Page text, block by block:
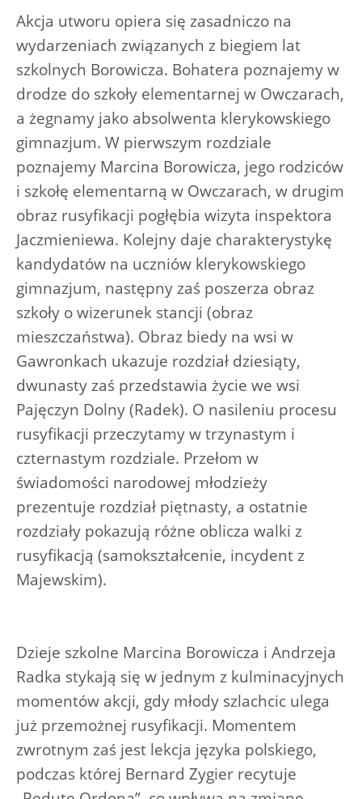
Akcja utworu opiera się zasadniczo na
wydarzeniach związanych z biegiem lat
szkolnych Borowicza. Bohatera poznajemy w
drodze do szkoły elementarnej w Owczarach,
a żegnamy jako absolwenta klerykowskiego
gimnazjum. W pierwszym rozdziale
poznajemy Marcina Borowicza, jego rodziców
i szkołę elementarną w Owczarach, w drugim
obraz rusyfikacji pogłębia wizyta inspektora
Jaczmieniewa. Kolejny daje charakterystykę
kandydatów na uczniów klerykowskiego
gimnazjum, następny zaś poszerza obraz
szkoły o wizerunek stancji (obraz
mieszczaństwa). Obraz biedy na wsi w
Gawronkach ukazuje rozdział dziesiąty,
dwunasty zaś przedstawia życie we wsi
Pajęczyn Dolny (Radek). O nasileniu procesu
rusyfikacji przeczytamy w trzynastym i
czternastym rozdziale. Przełom w
świadomości narodowej młodzieży
prezentuje rozdział piętnasty, a ostatnie
rozdziały pokazują różne oblicza walki z
rusyfikacją (samokształcenie, incydent z
Majewskim).
Dzieje szkolne Marcina Borowicza i Andrzeja
Radka stykają się w jednym z kulminacyjnych
momentów akcji, gdy młody szlachcic ulega
już przemożnej rusyfikacji. Momentem
zwrotnym zaś jest lekcja języka polskiego,
podczas której Bernard Zygier recytuje